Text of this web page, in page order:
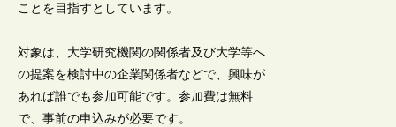
ことを目指すとしています。
対象は、大学研究機関の関係者及び大学等へ
の提案を検討中の企業関係者などで、興味が
あれば誰でも参加可能です。参加費は無料
で、事前の申込みが必要です。